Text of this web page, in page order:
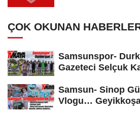
ÇOK OKUNAN
Samsunspor-
Gazeteci Selçuk
Samsun- Sinop
Vlogu…